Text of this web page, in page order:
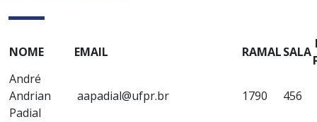
NOME EMAIL RAMALSALA
André
Andrian
Padial
aapadial@ufpr.br 1790 456